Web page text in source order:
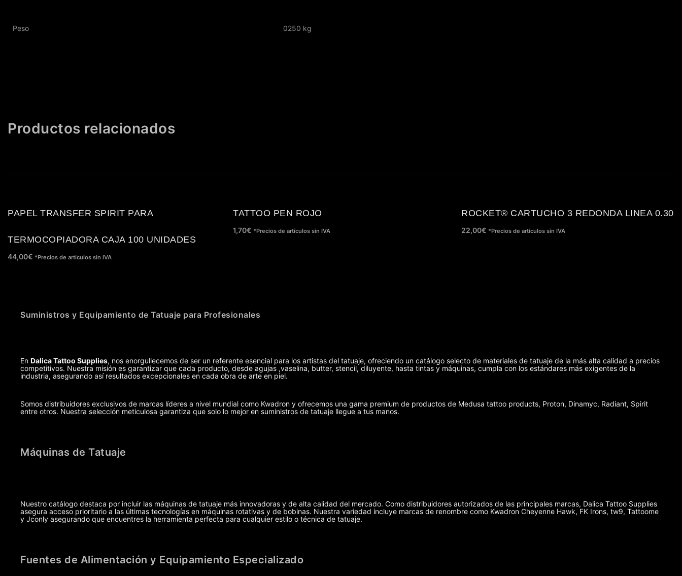
Peso 0250 kg
Productos relacionados
PAPEL TRANSFER SPIRIT PARA
TERMOCOPIADORA CAJA 100 UNIDADES
44,00€ *Precios de artículos sin IVA
TATTOO PEN ROJO
1,70€ *Precios de artículos sin IVA
ROCKET® CARTUCHO 3 REDONDA LINEA 0.30
22,00€ *Precios de artículos sin IVA
Suministros y Equipamiento de Tatuaje para Profesionales
En Dalica Tattoo Supplies, nos enorgullecemos de ser un referente esencial para los artistas del tatuaje, ofreciendo un catálogo selecto de materiales de tatuaje de la más alta calidad a precios
competitivos. Nuestra misión es garantizar que cada producto, desde agujas ,vaselina, butter, stencil, diluyente, hasta tintas y máquinas, cumpla con los estándares más exigentes de la
industria, asegurando así resultados excepcionales en cada obra de arte en piel.
Somos distribuidores exclusivos de marcas líderes a nivel mundial como Kwadron y ofrecemos una gama premium de productos de Medusa tattoo products, Proton, Dinamyc, Radiant, Spirit
entre otros. Nuestra selección meticulosa garantiza que solo lo mejor en suministros de tatuaje llegue a tus manos.
Máquinas de Tatuaje
Nuestro catálogo destaca por incluir las máquinas de tatuaje más innovadoras y de alta calidad del mercado. Como distribuidores autorizados de las principales marcas, Dalica Tattoo Supplies
asegura acceso prioritario a las últimas tecnologías en máquinas rotativas y de bobinas. Nuestra variedad incluye marcas de renombre como Kwadron Cheyenne Hawk, FK Irons, tw9, Tattoome
y Jconly asegurando que encuentres la herramienta perfecta para cualquier estilo o técnica de tatuaje.
Fuentes de Alimentación y Equipamiento Especializado